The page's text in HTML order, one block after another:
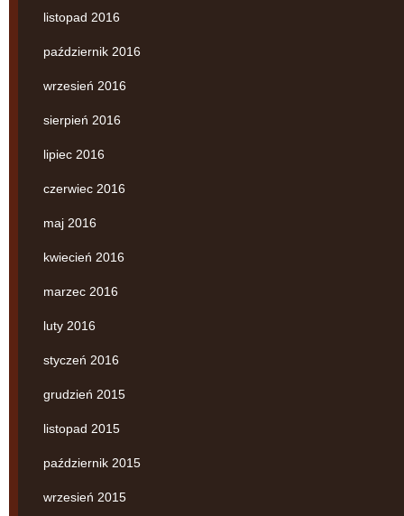
listopad 2016
październik 2016
wrzesień 2016
sierpień 2016
lipiec 2016
czerwiec 2016
maj 2016
kwiecień 2016
marzec 2016
luty 2016
styczeń 2016
grudzień 2015
listopad 2015
październik 2015
wrzesień 2015